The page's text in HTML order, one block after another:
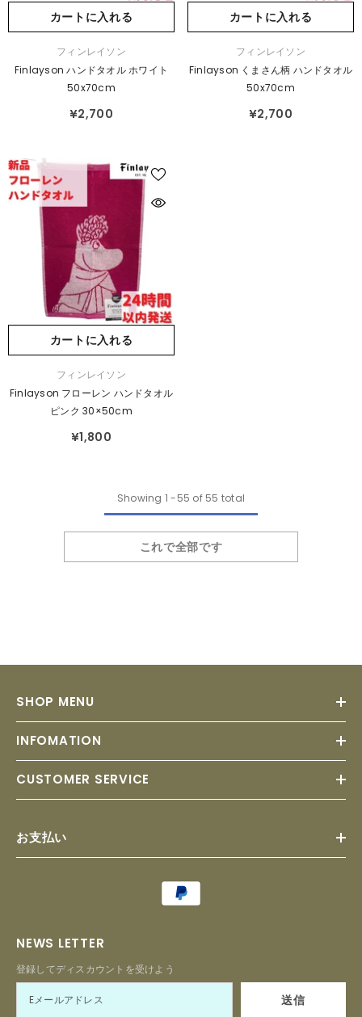
カートに入れる
売
フィンレイソン
Finlayson ハンドタオル ホワイト
50x70cm
¥2,700
カートに入れる
売
フィンレイソン
Finlayson くまさん柄 ハンドタオル
50x70cm
¥2,700
カートに入れる
売
フィンレイソン
Finlayson フローレン ハンドタオル
ピンク 30×50cm
¥1,800
Showing 1 -55 of 55 total
これで全部です
SHOP MENU
INFOMATION
CUSTOMER SERVICE
お支払い
NEWS LETTER
登録してディスカウントを受けよう
送信